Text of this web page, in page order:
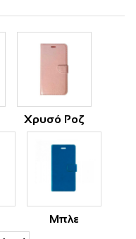
Χρυσό Ροζ
Μπλε